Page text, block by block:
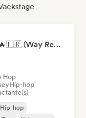
RAP FRANÇAIS 2026 🔥🇫🇷 (Way Records)
Hop
Hip-hop
Hip-hop